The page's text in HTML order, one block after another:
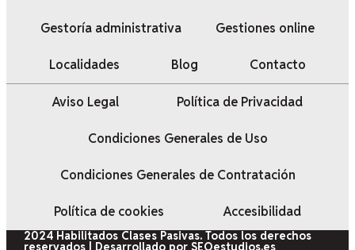
Gestoría administrativa Gestiones online
Localidades Blog Contacto
Aviso Legal Política de Privacidad
Condiciones Generales de Uso
Condiciones Generales de Contratación
Política de cookies Accesibilidad
2024 Habilitados Clases Pasivas. Todos los derechos
reservados | Desarrollado por SEOestudios.es